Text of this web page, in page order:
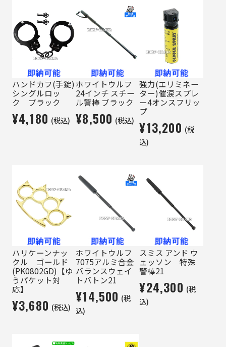
ハンドカフ(手錠)
シングルロッ
ク ブラック
¥4,180 (税込)
ホワイトウルフ
24インチ スチー
ル警棒 ブラック
¥8,500 (税込)
強力(エリミネー
ター)催涙スプレ
ー4オンスフリッ
プ
¥13,200 (税
込)
ハリケーンナッ
クル ゴールド
(PK0802GD)【ゆ
うパケット対
応】
¥3,680 (税込)
ホワイトウルフ
7075アルミ合金
バランスウェイ
トバトン21
¥14,500 (税
込)
スミス アンド ウ
ェッソン 特殊
警棒21
¥24,300 (税
込)